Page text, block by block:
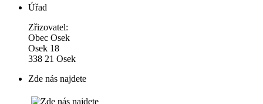
Úřad
Zřizovatel:
Obec Osek
Osek 18
338 21 Osek
Zde nás najdete